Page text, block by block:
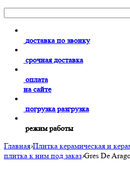
доставка по звонку
срочная доставка
оплата
на сайте
погрузка разгрузка
режим работы
Главная›Плитка керамическая и
плитка к ним под заказ›Gres De